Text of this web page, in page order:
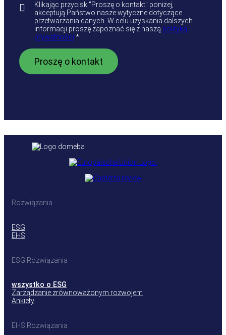
Klikając przycisk "Proszę o kontakt" poniżej,
akceptują Państwo nasze wytyczne dotyczące
przetwarzania danych. W celu uzyskania dalszych
informacji proszę zapoznać się z naszą polityką
prywatności.*
Rozwiązania
ESG
EHS
ESG Rozwiązania
wszystko o ESG
Zarządzanie zrównoważonym rozwojem
Ankiety
EHS Rozwiązania